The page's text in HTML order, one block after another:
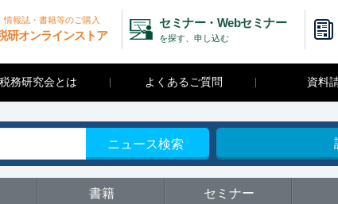
情報誌・書籍等のご購入
研オンラインストア
セミナー・Webセミナー
を探す、申し込む
税務研究会とは よくあるご質問 資料
ニュース検索
書籍 セミナー